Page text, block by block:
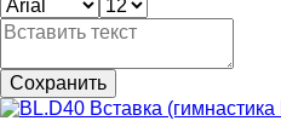
Сохранить